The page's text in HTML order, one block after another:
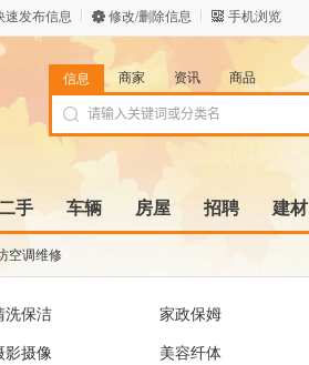
速发布信息 修改/删除信息 手机浏览
信息 商家 资讯 商品
手 车辆 房屋 招聘 建材
空调维修
洗保洁 家政保姆
影摄像 美容纤体